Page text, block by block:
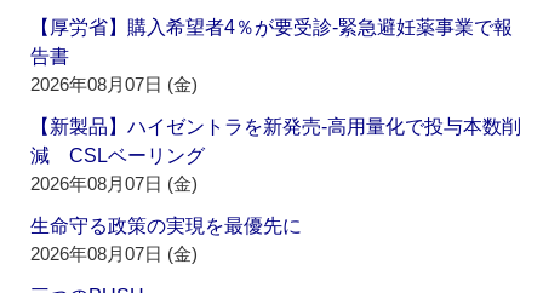
【厚労省】購入希望者4％が要受診‐緊急避妊薬事業で報
告書
2026年08月07日 (金)
【新製品】ハイゼントラを新発売‐高用量化で投与本数削
減 CSLベーリング
2026年08月07日 (金)
生命守る政策の実現を最優先に
2026年08月07日 (金)